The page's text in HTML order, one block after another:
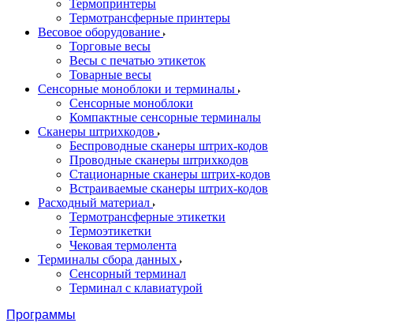
Термопринтеры
Термотрансферные принтеры
Весовое оборудование
Торговые весы
Весы с печатью этикеток
Товарные весы
Сенсорные моноблоки и терминалы
Сенсорные моноблоки
Компактные сенсорные терминалы
Сканеры штрихкодов
Беспроводные сканеры штрих-кодов
Проводные сканеры штрихкодов
Стационарные сканеры штрих-кодов
Встраиваемые сканеры штрих-кодов
Расходный материал
Термотрансферные этикетки
Термоэтикетки
Чековая термолента
Терминалы сбора данных
Сенсорный терминал
Терминал с клавиатурой
Программы